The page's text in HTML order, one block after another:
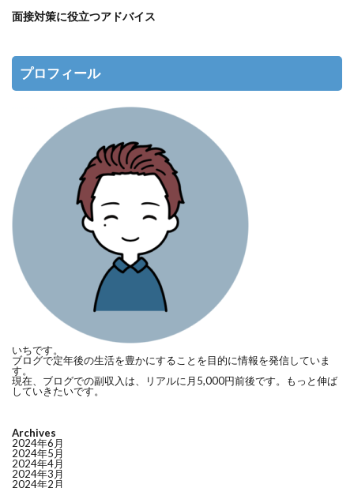
面接対策に役立つアドバイス
プロフィール
いちです。
ブログで定年後の生活を豊かにすることを目的に情報を発信していま
す。
現在、ブログでの副収入は、リアルに月5,000円前後です。もっと伸ば
していきたいです。
Archives
2024年6月
2024年5月
2024年4月
2024年3月
2024年2月